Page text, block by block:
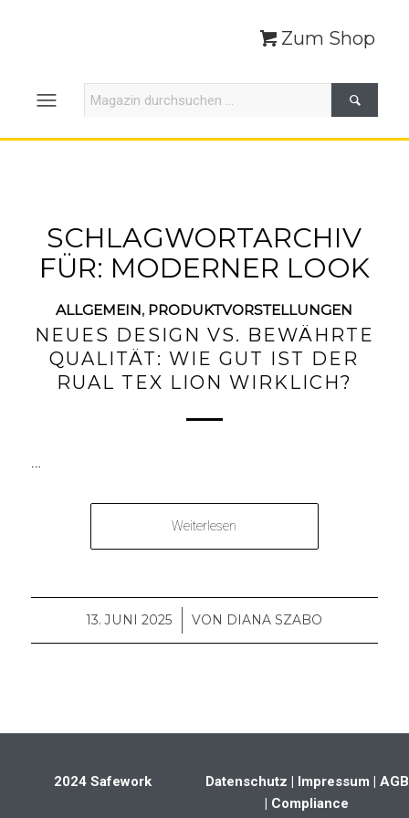
Zum Shop
SCHLAGWORTARCHIV
FÜR: MODERNER LOOK
ALLGEMEIN, PRODUKTVORSTELLUNGEN
NEUES DESIGN VS. BEWÄHRTE
QUALITÄT: WIE GUT IST DER
RUAL TEX LION WIRKLICH?
…
Weiterlesen
13. JUNI 2025
/ VON DIANA SZABO
2024 Safework Datenschutz | Impressum | AGB
| Compliance